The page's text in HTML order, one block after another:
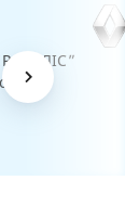
ПОЛІС”
2019